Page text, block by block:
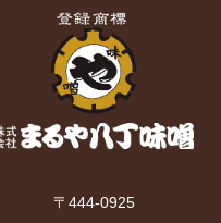
〒444-0925